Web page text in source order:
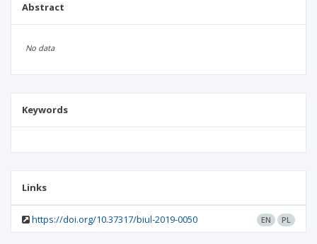
Abstract
No data
Keywords
Links
https://doi.org/10.37317/biul-2019-0050 EN PL